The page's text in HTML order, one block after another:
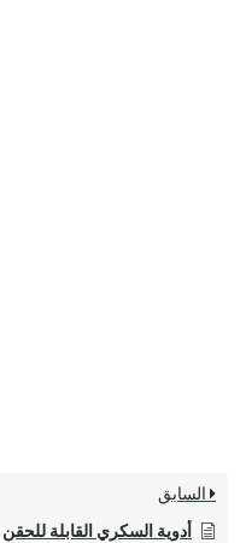
السابق
أدوية السكري القابلة للحقن